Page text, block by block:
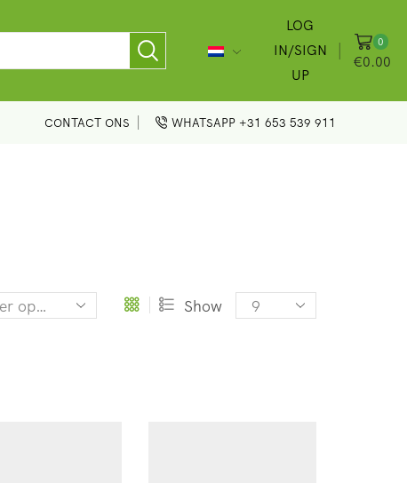
LOG
IN/SIGN
UP
0
€0.00
CONTACT ONS WHATSAPP +31 653 539 911
Show
Products